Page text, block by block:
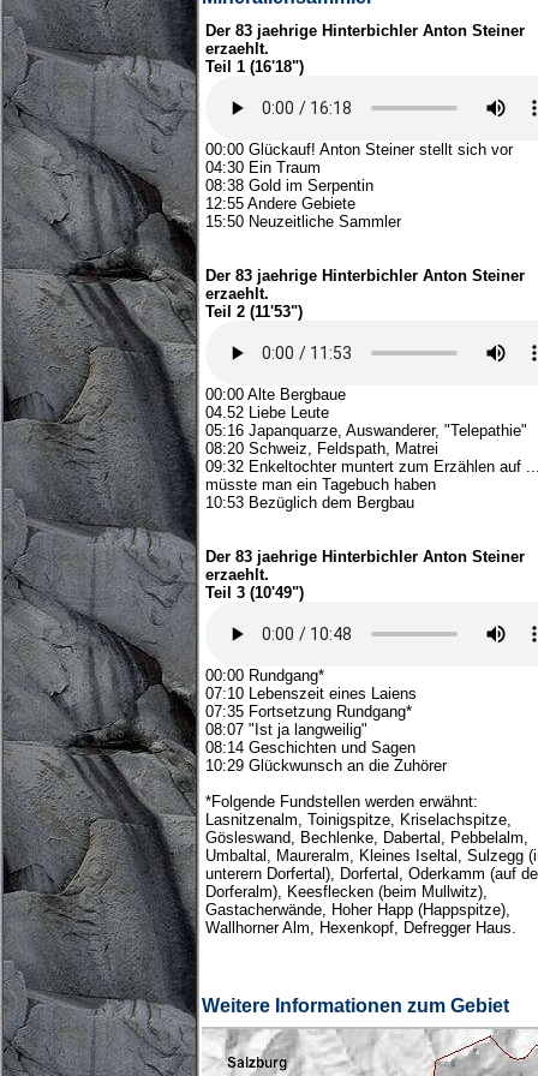
Der 83 jaehrige Hinterbichler Anton Steiner
erzaehlt.
Teil 1 (16'18")
00:00 Glückauf! Anton Steiner stellt sich vor
04:30 Ein Traum
08:38 Gold im Serpentin
12:55 Andere Gebiete
15:50 Neuzeitliche Sammler
Der 83 jaehrige Hinterbichler Anton Steiner
erzaehlt.
Teil 2 (11'53")
00:00 Alte Bergbaue
04.52 Liebe Leute
05:16 Japanquarze, Auswanderer, "Telepathie"
08:20 Schweiz, Feldspath, Matrei
09:32 Enkeltochter muntert zum Erzählen auf
müsste man ein Tagebuch haben
10:53 Bezüglich dem Bergbau
Der 83 jaehrige Hinterbichler Anton Steiner
erzaehlt.
Teil 3 (10'49")
00:00 Rundgang*
07:10 Lebenszeit eines Laiens
07:35 Fortsetzung Rundgang*
08:07 "Ist ja langweilig"
08:14 Geschichten und Sagen
10:29 Glückwunsch an die Zuhörer
*Folgende Fundstellen werden erwähnt:
Lasnitzenalm, Toinigspitze, Kriselachspitze,
Gösleswand, Bechlenke, Dabertal, Pebbelalm,
Umbaltal, Maureralm, Kleines Iseltal, Sulzegg
unterern Dorfertal), Dorfertal, Oderkamm (auf
Dorferalm), Keesflecken (beim Mullwitz),
Gastacherwände, Hoher Happ (Happspitze),
Wallhorner Alm, Hexenkopf, Defregger Haus.
Weitere Informationen zum Gebiet